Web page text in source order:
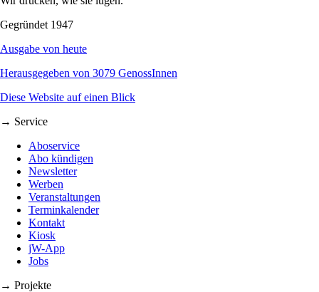
Gegründet 1947
Ausgabe von heute
Herausgegeben von 3079 GenossInnen
Diese Website auf einen Blick
→ Service
Aboservice
Abo kündigen
Newsletter
Werben
Veranstaltungen
Terminkalender
Kontakt
Kiosk
jW-App
Jobs
→ Projekte